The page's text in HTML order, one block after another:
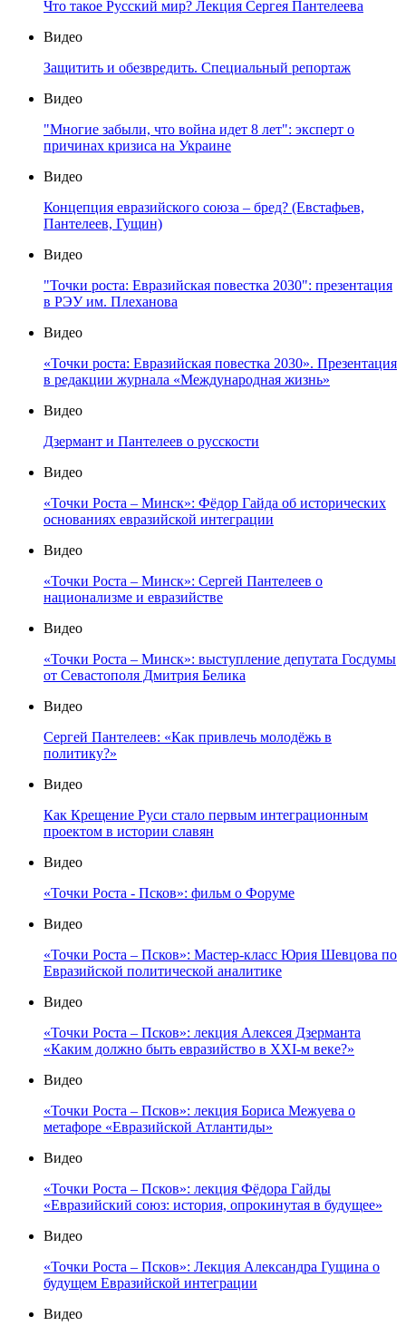
Что такое Русский мир? Лекция Сергея Пантелеева
Видео
Защитить и обезвредить. Специальный репортаж
Видео
"Многие забыли, что война идет 8 лет": эксперт о
причинах кризиса на Украине
Видео
Концепция евразийского союза – бред? (Евстафьев,
Пантелеев, Гущин)
Видео
"Точки роста: Евразийская повестка 2030": презентация
в РЭУ им. Плеханова
Видео
«Точки роста: Евразийская повестка 2030». Презентация
в редакции журнала «Международная жизнь»
Видео
Дзермант и Пантелеев о русскости
Видео
«Точки Роста – Минск»: Фёдор Гайда об исторических
основаниях евразийской интеграции
Видео
«Точки Роста – Минск»: Сергей Пантелеев о
национализме и евразийстве
Видео
«Точки Роста – Минск»: выступление депутата Госдумы
от Севастополя Дмитрия Белика
Видео
Сергей Пантелеев: «Как привлечь молодёжь в
политику?»
Видео
Как Крещение Руси стало первым интеграционным
проектом в истории славян
Видео
«Точки Роста - Псков»: фильм о Форуме
Видео
«Точки Роста – Псков»: Мастер-класс Юрия Шевцова по
Евразийской политической аналитике
Видео
«Точки Роста – Псков»: лекция Алексея Дзерманта
«Каким должно быть евразийство в XXI-м веке?»
Видео
«Точки Роста – Псков»: лекция Бориса Межуева о
метафоре «Евразийской Атлантиды»
Видео
«Точки Роста – Псков»: лекция Фёдора Гайды
«Евразийский союз: история, опрокинутая в будущее»
Видео
«Точки Роста – Псков»: Лекция Александра Гущина о
будущем Евразийской интеграции
Видео